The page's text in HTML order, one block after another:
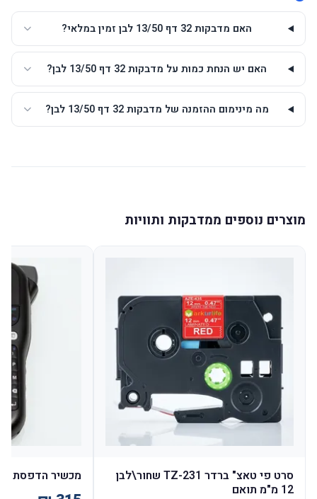
האם מדבקות 32 דף 13/50 לבן זמין במלאי?
האם יש הנחת כמות על מדבקות 32 דף 13/50 לבן?
מה מינימום ההזמנה של מדבקות 32 דף 13/50 לבן?
מוצרים נוספים ממדבקות ותוויות
סרט פי טאצ" ברדר TZ-231 שחור\לבן
12 מ"מ תואם
מכשיר הדפסת